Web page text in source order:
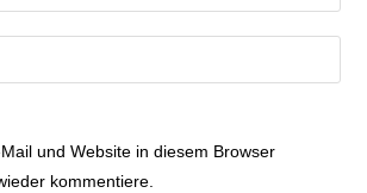
und Website in diesem Browser
kommentiere.